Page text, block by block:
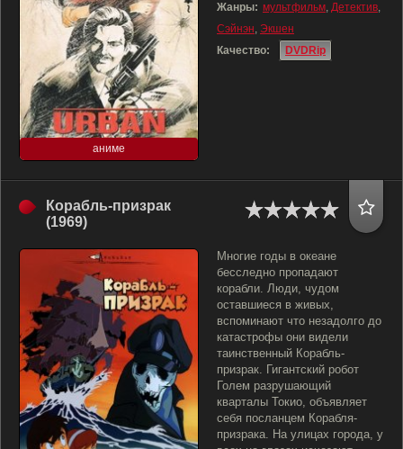
аниме
Жанры: мультфильм, Детектив,
Сэйнэн, Экшен
Качество:
DVDRip
Корабль-призрак
(1969)
Многие годы в океане
бесследно пропадают
корабли. Люди, чудом
оставшиеся в живых,
вспоминают что незадолго до
катастрофы они видели
таинственный Корабль-
призрак. Гигантский робот
Голем разрушающий
кварталы Токио, объявляет
себя посланцем Корабля-
призрака. На улицах города, у